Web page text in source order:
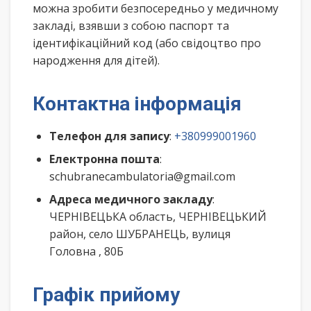
можна зробити безпосередньо у медичному
закладі, взявши з собою паспорт та
ідентифікаційний код (або свідоцтво про
народження для дітей).
Контактна інформація
Телефон для запису: +380999001960
Електронна пошта:
schubranecambulatoria@gmail.com
Адреса медичного закладу:
ЧЕРНІВЕЦЬКА область, ЧЕРНІВЕЦЬКИЙ
район, село ШУБРАНЕЦЬ, вулиця
Головна , 80Б
Графік прийому